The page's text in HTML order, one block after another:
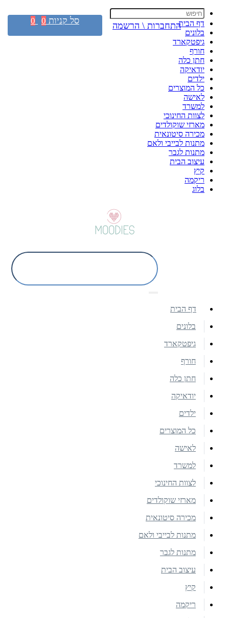
דף הבית
בלונים
גיפטקארד
חורף
חתן כלה
יודאיקה
ילדים
כל המוצרים
לאישה
למשרד
לצוות החינוכי
מארזי שוקולדים
מכירה סיטונאית
מתנות לבייבי ולאם
מתנות לגבר
עיצוב הבית
קיץ
ריקמה
בלוג
התחברות \ הרשמה סל קניות 0
0
דף הבית
בלונים
גיפטקארד
חורף
חתן כלה
יודאיקה
ילדים
כל המוצרים
לאישה
למשרד
לצוות החינוכי
מארזי שוקולדים
מכירה סיטונאית
מתנות לבייבי ולאם
מתנות לגבר
עיצוב הבית
קיץ
ריקמה